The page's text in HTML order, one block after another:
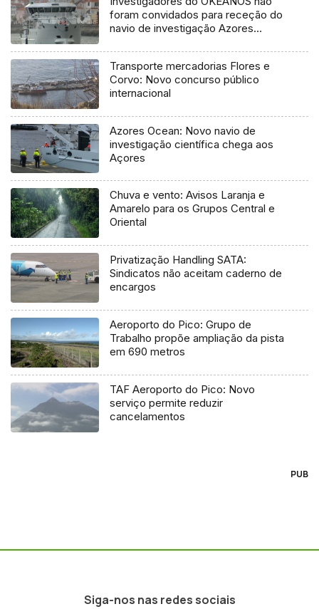
foram convidados para receção do
navio de investigação Azores
Transporte mercadorias Flores e
Corvo: Novo concurso público
internacional
Azores Ocean: Novo navio de
investigação científica chega aos
Açores
Chuva e vento: Avisos Laranja e
Amarelo para os Grupos Central e
Oriental
Privatização Handling SATA:
Sindicatos não aceitam caderno de
encargos
Aeroporto do Pico: Grupo de
Trabalho propõe ampliação da pista
em 690 metros
TAF Aeroporto do Pico: Novo
serviço permite reduzir
cancelamentos
PUB
Siga-nos nas redes sociais